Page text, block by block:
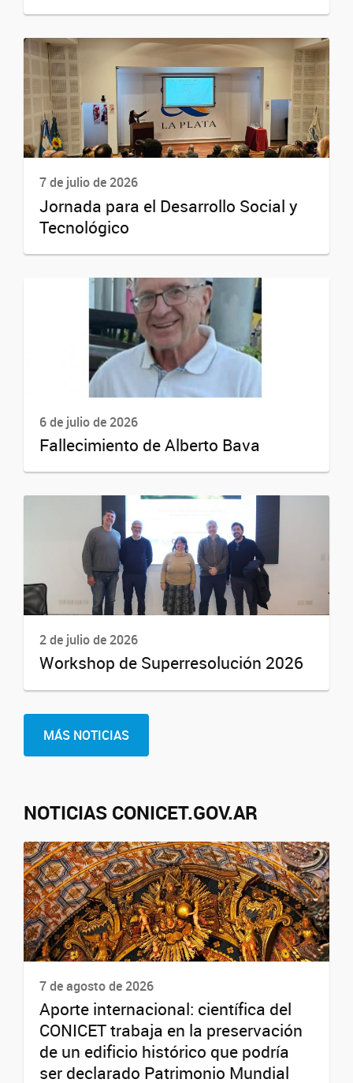
7 de julio de 2026
Jornada para el Desarrollo Social y
Tecnológico
6 de julio de 2026
Fallecimiento de Alberto Bava
2 de julio de 2026
Workshop de Superresolución 2026
MÁS NOTICIAS
NOTICIAS CONICET.GOV.AR
7 de agosto de 2026
Aporte internacional: científica del
CONICET trabaja en la preservación
de un edificio histórico que podría
ser declarado Patrimonio Mundial